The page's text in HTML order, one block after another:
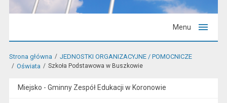
Menu
Strona główna
JEDNOSTKI ORGANIZACYJNE / POMOCNICZE
Oświata
Szkoła Podstawowa w Buszkowie
Miejsko - Gminny Zespół Edukacji w Koronowie